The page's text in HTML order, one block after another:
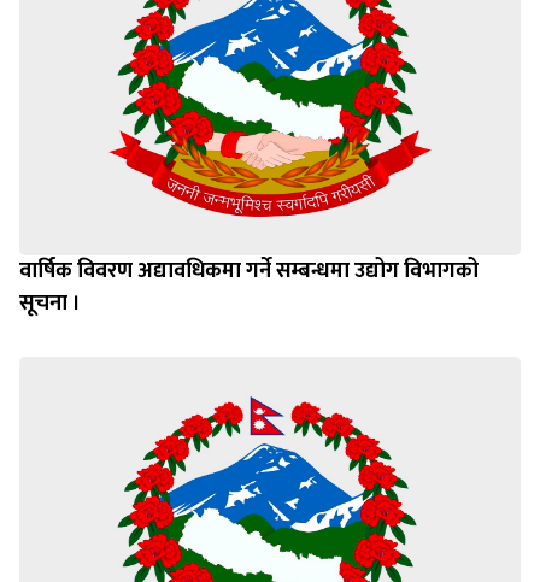
वार्षिक विवरण अद्यावधिकमा गर्ने सम्बन्धमा उद्योग विभागको
सूचना ।